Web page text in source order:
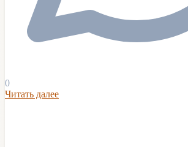
0
Читать далее